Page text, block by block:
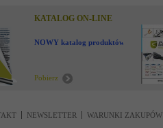
KATALOG ON-LINE
NOWY katalog produktów !
Pobierz
NEWSLETTER WARUNKI ZAKUPÓW